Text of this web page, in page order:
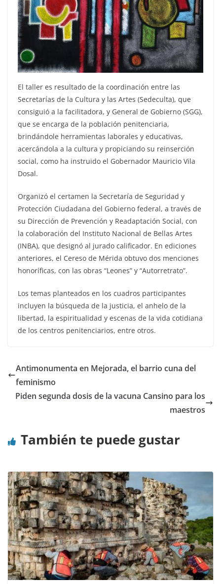
El taller es resultado de la coordinación entre las
Secretarías de la Cultura y las Artes (Sedeculta), que
consiguió a la facilitadora, y General de Gobierno (SGG),
que se encarga de la población penitenciaria,
brindándole herramientas laborales y educativas,
acercándola a la cultura y propiciando su reinserción
social, como ha instruido el Gobernador Mauricio Vila
Dosal.
Organizó el certamen la Secretaría de Seguridad y
Protección Ciudadana del Gobierno federal, a través de
su Dirección de Prevención y Readaptación Social, con
la colaboración del Instituto Nacional de Bellas Artes
(INBA), que designó al jurado calificador. En ediciones
anteriores, el Cereso de Mérida obtuvo dos menciones
honoríficas, con las obras “Leones” y “Autorretrato”.
Los temas planteados en los cuadros participantes
incluyen la búsqueda de la justicia, el anhelo de la
libertad, la espiritualidad y escenas de la vida cotidiana
de los centros penitenciarios, entre otros.
Antimonumenta en Mejorada, el barrio cuna del
feminismo
Piden segunda dosis de la vacuna Cansino para los
maestros
También te puede gustar